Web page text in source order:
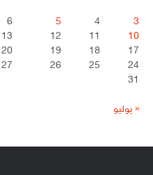
3
4
5
6
10
11
12
13
17
18
19
20
24
25
26
27
31
« يوليو